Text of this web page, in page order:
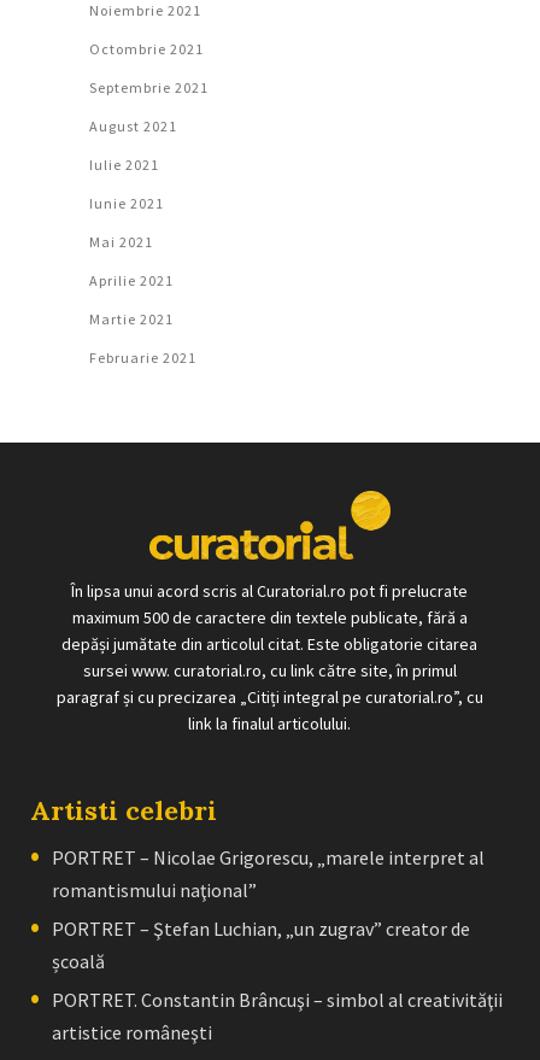
Noiembrie 2021
Octombrie 2021
Septembrie 2021
August 2021
Iulie 2021
Iunie 2021
Mai 2021
Aprilie 2021
Martie 2021
Februarie 2021
În lipsa unui acord scris al Curatorial.ro pot fi prelucrate
maximum 500 de caractere din textele publicate, fără a
depăși jumătate din articolul citat. Este obligatorie citarea
sursei www. curatorial.ro, cu link către site, în primul
paragraf și cu precizarea „Citiți integral pe curatorial.ro”, cu
link la finalul articolului.
Artisti celebri
PORTRET – Nicolae Grigorescu, „marele interpret al
romantismului naţional”
PORTRET – Ştefan Luchian, „un zugrav” creator de
școală
PORTRET. Constantin Brâncuşi – simbol al creativităţii
artistice româneşti